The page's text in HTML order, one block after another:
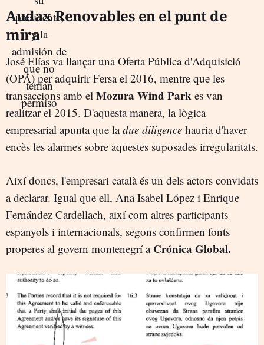
Audax Renovables en el punt de
mira
José Elías va llançar una Oferta Pública d'Adquisició
(OPA) per adquirir Fersa el 2016, mentre que les
transaccions amb el Mozura Wind Park es van
realitzar el 2015. D'aquesta manera, la lògica
empresarial apunta que ladue diligence hauria d'haver
encès les alarmes sobre aquestes suposades irregularitats.
Així doncs, l'empresari català és un dels actors convidats
a declarar. Igual que ell, Ana Isabel López i Enrique
Fernández Cardellach, així com altres participants
espanyols i internacionals, segons confirmen fonts
properes al govern montenegrí a Crónica Global.